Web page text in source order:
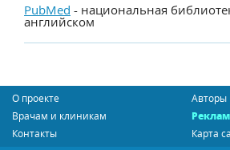
PubMed - национальная
английском
О проекте
Авторы
Врачам и клиникам
Контакты
Карта